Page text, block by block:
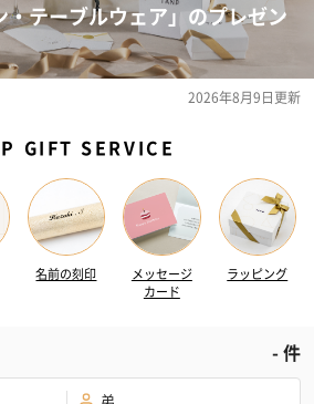
・テーブルウェア」のプレゼン
2026年8月9日更新
GIFT SERVICE
名前の刻印
メッセージ
カード
ラッピング
-件